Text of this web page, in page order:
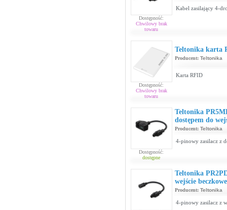
Dostępność:
Chwilowy brak
towaru
Kabel zasilający 4-
Dostępność:
Chwilowy brak
towaru
Teltonika karta
Producent: Teltonika
Karta RFID
Dostępność:
dostępne
Teltonika
dostępem do
Producent: Teltonika
4-pinowy zasilacz z
Teltonika
wejście beczkowe
Producent: Teltonika
4-pinowy zasilacz z